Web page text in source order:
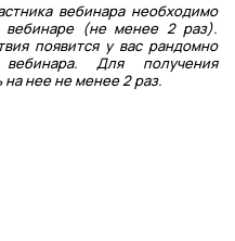
вебинара необходимо
вебинаре (не менее 2 раз).
появится у вас рандомно
Для получения
нее не менее 2 раз.